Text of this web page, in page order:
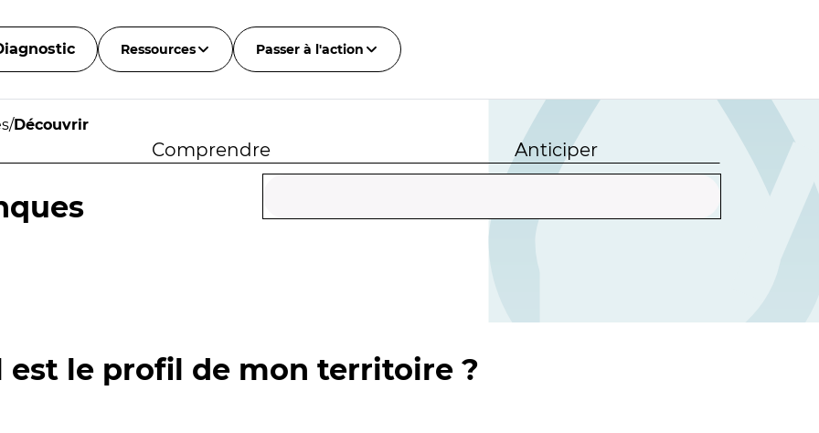
Ressources Passer à l'action
/Découvrir
Comprendre Anticiper
est le profil de mon territoire ?